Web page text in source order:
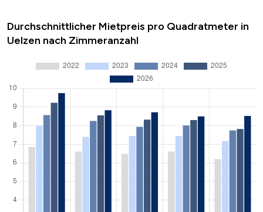
Durchschnittlicher Mietpreis pro Quadratmeter in
Uelzen nach Zimmeranzahl